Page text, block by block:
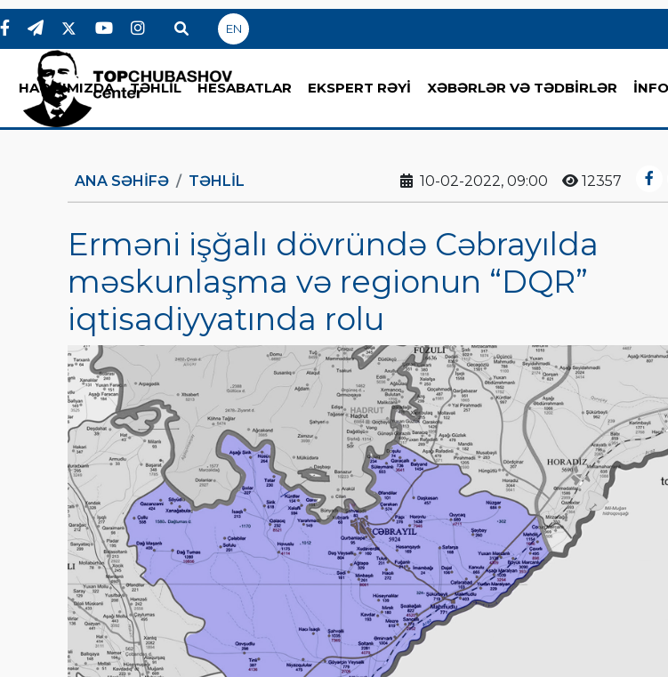
EN
HAQQIMIZDA TƏHLİL HESABATLAR EKSPERT RƏYİ XƏBƏRLƏR VƏ TƏDBİRLƏR
ANA SƏHIFƏ TƏHLİL 10-02-2022, 09:00 12357
Erməni işğalı dövründə Cəbrayılda
məskunlaşma və regionun “DQR”
iqtisadiyyatında rolu